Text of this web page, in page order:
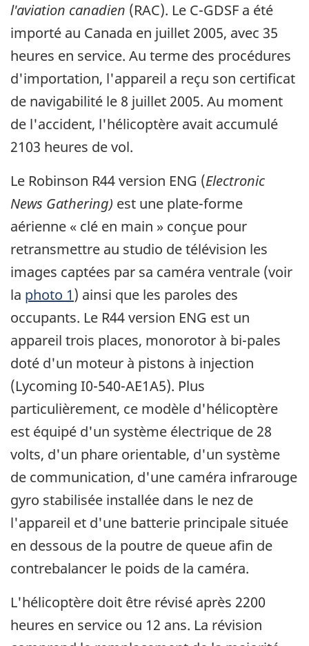
l'aviation canadien (RAC). Le C-GDSF a été
importé au Canada en juillet 2005, avec 35
heures en service. Au terme des procédures
d'importation, l'appareil a reçu son certificat
de navigabilité le 8 juillet 2005. Au moment
de l'accident, l'hélicoptère avait accumulé
2103 heures de vol.
Le Robinson R44 version ENG (Electronic
News Gathering) est une plate-forme
aérienne « clé en main » conçue pour
retransmettre au studio de télévision les
images captées par sa caméra ventrale (voir
la photo 1) ainsi que les paroles des
occupants. Le R44 version ENG est un
appareil trois places, monorotor à bi-pales
doté d'un moteur à pistons à injection
(Lycoming I0-540-AE1A5). Plus
particulièrement, ce modèle d'hélicoptère
est équipé d'un système électrique de 28
volts, d'un phare orientable, d'un système
de communication, d'une caméra infrarouge
gyro stabilisée installée dans le nez de
l'appareil et d'une batterie principale située
en dessous de la poutre de queue afin de
contrebalancer le poids de la caméra.
L'hélicoptère doit être révisé après 2200
heures en service ou 12 ans. La révision